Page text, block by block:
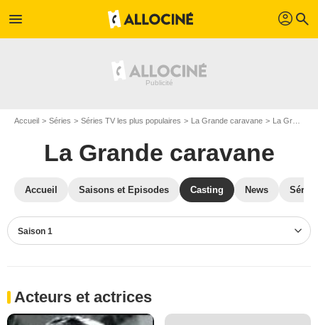
menu profil search
Accueil Séries Séries TV les plus populaires La Grande caravane La Grande caravane S01
La Grande caravane
Accueil Saisons et Episodes Casting News
Saison 1
Acteurs et actrices